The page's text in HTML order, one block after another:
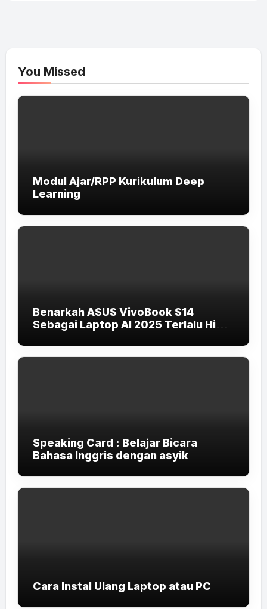
You Missed
Modul Ajar/RPP Kurikulum Deep
Learning
Benarkah ASUS VivoBook S14
Sebagai Laptop AI 2025 Terlalu High-
Speaking Card : Belajar Bicara
Bahasa Inggris dengan asyik
Cara Instal Ulang Laptop atau PC